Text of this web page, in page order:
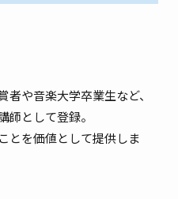
や音楽大学卒業生など、
師として登録。
とを価値として提供しま